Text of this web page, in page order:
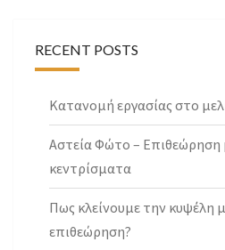
RECENT POSTS
Κατανομή εργασίας στο
Αστεία Φώτο – Επιθεώρηση
κεντρίσματα
Πως κλείνουμε την κυψέλη
επιθεώρηση?